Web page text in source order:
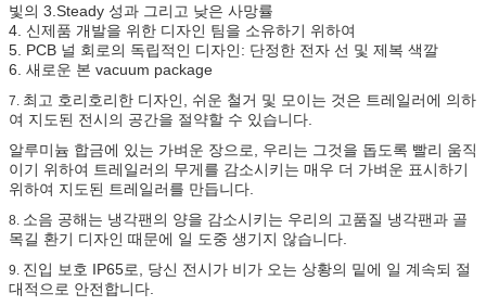
빛의 3.Steady 성과 그리고 낮은 사망률
4. 신제품 개발을 위한 디자인 팀을 소유하기 위하여
5. PCB 널 회로의 독립적인 디자인: 단정한 전자 선 및 제복 색깔
6. 새로운 본 vacuum package
7. 최고 호리호리한 디자인, 쉬운 철거 및 모이는 것은 트레일러에 의하
여 지도된 전시의 공간을 절약할 수 있습니다.
알루미늄 합금에 있는 가벼운 장으로, 우리는 그것을 돕도록 빨리 움직
이기 위하여 트레일러의 무게를 감소시키는 매우 더 가벼운 표시하기
위하여 지도된 트레일러를 만듭니다.
8. 소음 공해는 냉각팬의 양을 감소시키는 우리의 고품질 냉각팬과 골
목길 환기 디자인 때문에 일 도중 생기지 않습니다.
9. 진입 보호 IP65로, 당신 전시가 비가 오는 상황의 밑에 일 계속되 절
대적으로 안전합니다.